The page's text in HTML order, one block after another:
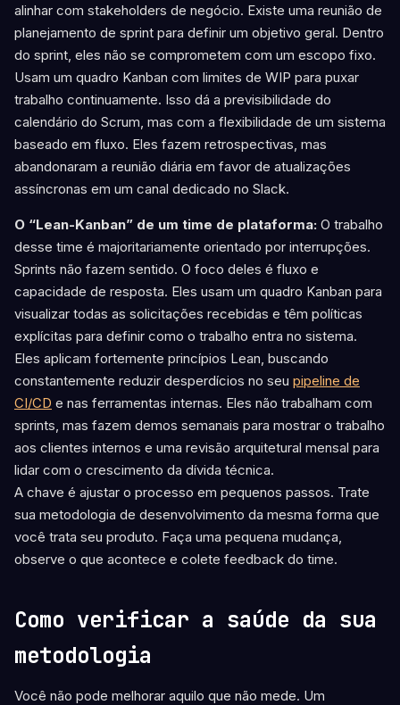
alinhar com stakeholders de negócio. Existe uma reunião de
planejamento de sprint para definir um objetivo geral. Dentro
do sprint, eles não se comprometem com um escopo fixo.
Usam um quadro Kanban com limites de WIP para puxar
trabalho continuamente. Isso dá a previsibilidade do
calendário do Scrum, mas com a flexibilidade de um sistema
baseado em fluxo. Eles fazem retrospectivas, mas
abandonaram a reunião diária em favor de atualizações
assíncronas em um canal dedicado no Slack.
O “Lean-Kanban” de um time de plataforma: O trabalho
desse time é majoritariamente orientado por interrupções.
Sprints não fazem sentido. O foco deles é fluxo e
capacidade de resposta. Eles usam um quadro Kanban para
visualizar todas as solicitações recebidas e têm políticas
explícitas para definir como o trabalho entra no sistema.
Eles aplicam fortemente princípios Lean, buscando
constantemente reduzir desperdícios no seu pipeline de
CI/CD e nas ferramentas internas. Eles não trabalham com
sprints, mas fazem demos semanais para mostrar o trabalho
aos clientes internos e uma revisão arquitetural mensal para
lidar com o crescimento da dívida técnica.
A chave é ajustar o processo em pequenos passos. Trate
sua metodologia de desenvolvimento da mesma forma que
você trata seu produto. Faça uma pequena mudança,
observe o que acontece e colete feedback do time.
Como verificar a saúde da sua
metodologia
Você não pode melhorar aquilo que não mede. Um